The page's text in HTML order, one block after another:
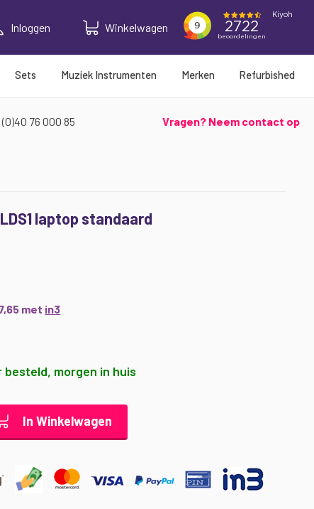
Inloggen Winkelwagen
Sets Muziek Instrumenten Merken Refurbished
76 000 85 Vragen? Neem contact op
laptop standaard
met in3
besteld, morgen in huis
In Winkelwagen